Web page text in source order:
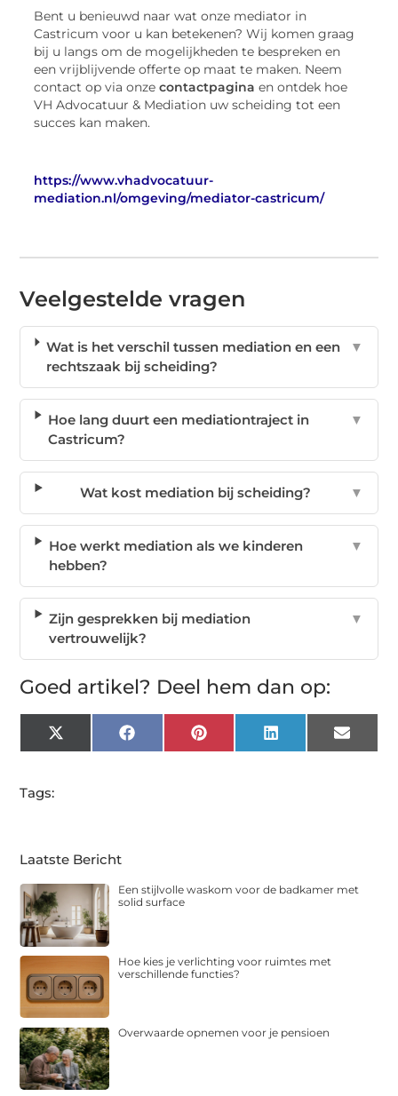
Bent u benieuwd naar wat onze mediator in
Castricum voor u kan betekenen? Wij komen graag
bij u langs om de mogelijkheden te bespreken en
een vrijblijvende offerte op maat te maken. Neem
contact op via onzecontactpagina en ontdek hoe
VH Advocatuur & Mediation uw scheiding tot een
succes kan maken.
https://www.vhadvocatuur-
mediation.nl/omgeving/mediator-castricum/
Veelgestelde vragen
Wat is het verschil tussen mediation en een
rechtszaak bij scheiding?
▼
Hoe lang duurt een mediationtraject in
Castricum?
▼
Wat kost mediation bij scheiding? ▼
Hoe werkt mediation als we kinderen
hebben?
▼
Zijn gesprekken bij mediation
vertrouwelijk?
▼
Goed artikel? Deel hem dan op:
X
(Twitter)
FacebookPinterest LinkedIn Email
Tags:
Laatste Bericht
Een stijlvolle waskom voor de badkamer met
solid surface
Hoe kies je verlichting voor ruimtes met
verschillende functies?
Overwaarde opnemen voor je pensioen